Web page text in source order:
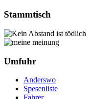
Stammtisch
Umfuhr
Anderswo
Spesenliste